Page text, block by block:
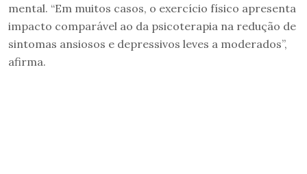
mental. “Em muitos casos, o exercício físico apresenta
impacto comparável ao da psicoterapia na redução de
sintomas ansiosos e depressivos leves a moderados”,
afirma.